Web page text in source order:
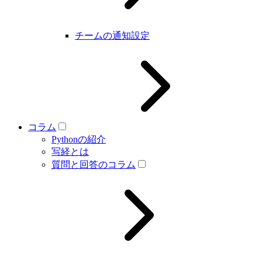
チームの通知設定
コラム
Pythonの紹介
写経とは
質問と回答のコラム